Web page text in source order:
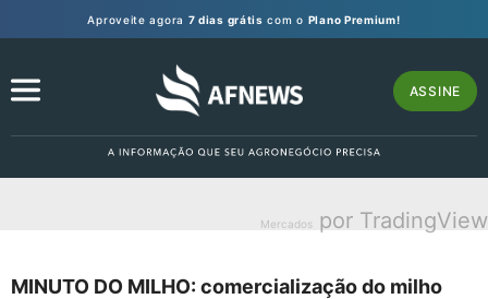
Aproveite agora 7 dias grátis com o Plano Premium!
ASSINE
Mercados por TradingView
MINUTO DO MILHO: comercialização do milho